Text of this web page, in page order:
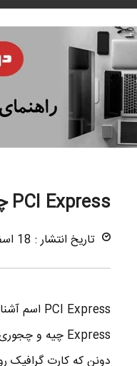
PCI Express چیست ، انواع اسلات PCI Express
تاریخ انتشار : 18 اسفند 1393